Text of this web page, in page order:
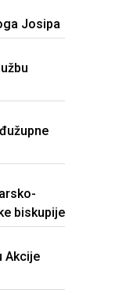
Josipa
biskupije
Akcije